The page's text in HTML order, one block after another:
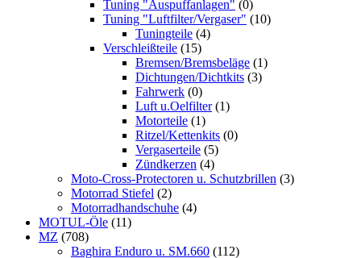
Tuning "Auspuffanlagen" (0)
Tuning "Luftfilter/Vergaser" (10)
Tuningteile (4)
Verschleißteile (15)
Bremsen/Bremsbeläge (1)
Dichtungen/Dichtkits (3)
Fahrwerk (0)
Luft u.Oelfilter (1)
Motorteile (1)
Ritzel/Kettenkits (0)
Vergaserteile (5)
Zündkerzen (4)
Moto-Cross-Protectoren u. Schutzbrillen (3)
Motorrad Stiefel (2)
Motorradhandschuhe (4)
MOTUL-Öle (11)
MZ (708)
Baghira Enduro u. SM.660 (112)